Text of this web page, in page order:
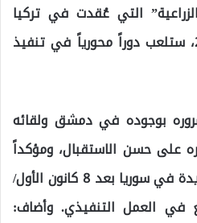
التي عُقدت في تركيا
بتاريخ 21 نيسان/أبريل 2025، ستلعب دوراً محورياً في تنفيذ
بوجوده في دمشق ولقائه
على حسن الاستقبال، ومؤكداً
ارتياحه لتشكيل حكومة جديدة في سوريا بعد 8 كانون الأول/
في العمل التنفيذي. وأضاف: